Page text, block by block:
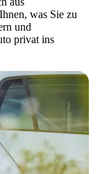
was Sie zu
und
privat ins